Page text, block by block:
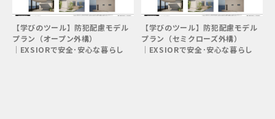
駐車2台
駐車3台以上
【学びのツール】防犯配慮モデル
プラン（オープン外構）
│EXSIORで安全･安心な暮らし
【学びのツール】防犯配慮モデル
プラン（セミクローズ外構）
│EXSIORで安全･安心な暮らし